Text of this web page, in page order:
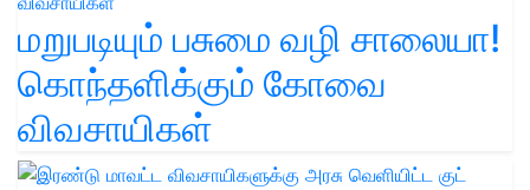
மறுபடியும் பசுமை வழி சாலையா!
கொந்தளிக்கும் கோவை
விவசாயிகள்